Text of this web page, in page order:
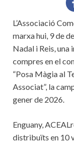
L’Associació
marxa hui, 9 de
Nadal i Reis,
compres en el
“Posa Màgia al
Associat”, la
gener de 2026.
Enguany,
distribuïts en 10